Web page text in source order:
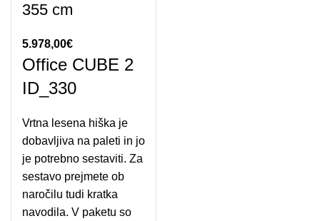
355 cm
5.978,00€
Office CUBE 2
ID_330
Vrtna lesena hiška je
dobavljiva na paleti in jo
je potrebno sestaviti. Za
sestavo prejmete ob
naročilu tudi kratka
navodila. V paketu so